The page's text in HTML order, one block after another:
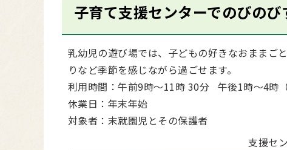
子育て支援センターでのびのび
乳幼児の遊び場では、子どもの好きなおままご
りなど季節を感じながら過ごせます。
利用時間：午前9時～11時 30分 午後1時～4時
休業日：年末年始
対象者：末就園児とその保護者
支援セ